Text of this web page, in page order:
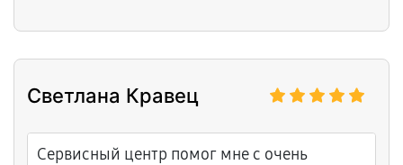
Светлана Кравец
Сервисный центр помог мне с очень